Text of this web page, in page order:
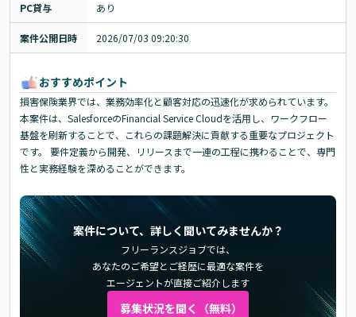
PC貸与 あり
案件公開日時 2026/07/03 09:20:30
おすすめポイント
損害保険業界では、業務効率化と顧客対応の迅速化が求められています。
本案件は、SalesforceのFinancial Service Cloudを活用し、ワークフロー
基盤を刷新することで、これらの課題解決に貢献する重要なプロジェクト
です。 要件定義から開発、リリースまで一連の工程に携わることで、専門
性と実務経験を深めることができます。
案件について、詳しく聞いてみませんか？
フリーランスジョブでは、
あなたのご希望とご経歴に最適な案件を
エージェントが直接ご紹介します
募集状況を聞く（無料）